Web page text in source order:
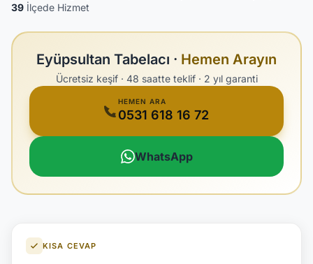
39 İlçede Hizmet
Eyüpsultan Tabelacı · Hemen Arayın
Ücretsiz keşif · 48 saatte teklif · 2 yıl garanti
HEMEN ARA
0531 618 16 72
WhatsApp
KISA CEVAP